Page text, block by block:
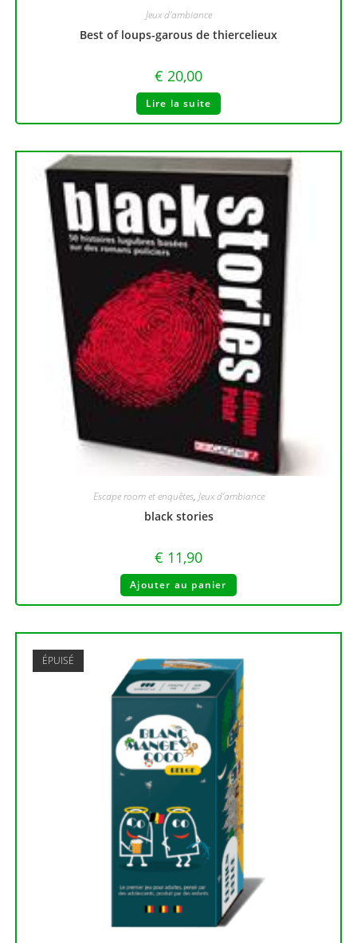
Jeux d'ambiance
Best of loups-garous de thiercelieux
€ 20,00
Lire la suite
Escape room et enquêtes, Jeux d'ambiance
black stories
€ 11,90
Ajouter au panier
ÉPUISÉ